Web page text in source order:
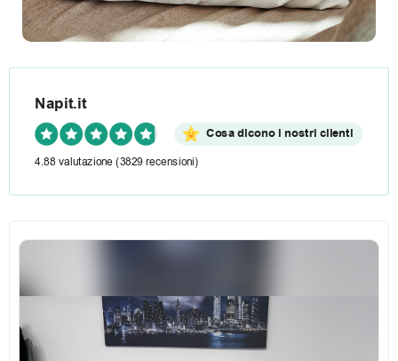
Napit.it
Cosa dicono i nostri clienti
4.88 valutazione (3829 recensioni)